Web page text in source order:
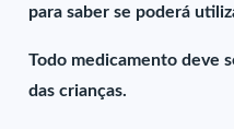
para saber se poderá
Todo medicamento deve
das crianças.